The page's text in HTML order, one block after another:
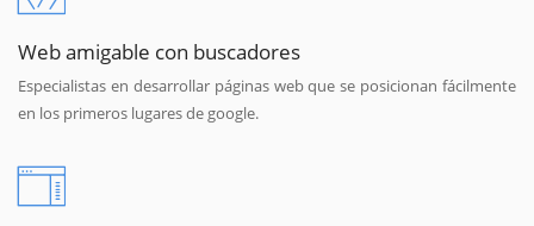
Web amigable con buscadores
Especialistas en desarrollar páginas web que se posicionan fácilmente
en los primeros lugares de google.